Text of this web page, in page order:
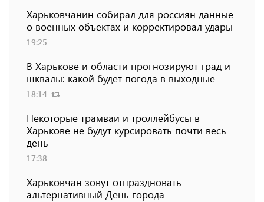
Харьковчанин собирал для россиян данные
о военных объектах и ​​корректировал удары
19:25
В Харькове и области прогнозируют град и
шквалы: какой будет погода в выходные
18:14
Некоторые трамваи и троллейбусы в
Харькове не будут курсировать почти весь
день
17:38
Харьковчан зовут отпраздновать
альтернативный День города